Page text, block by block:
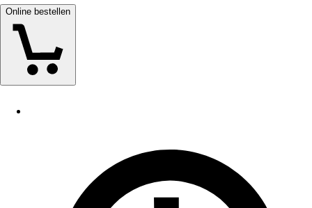
Online bestellen